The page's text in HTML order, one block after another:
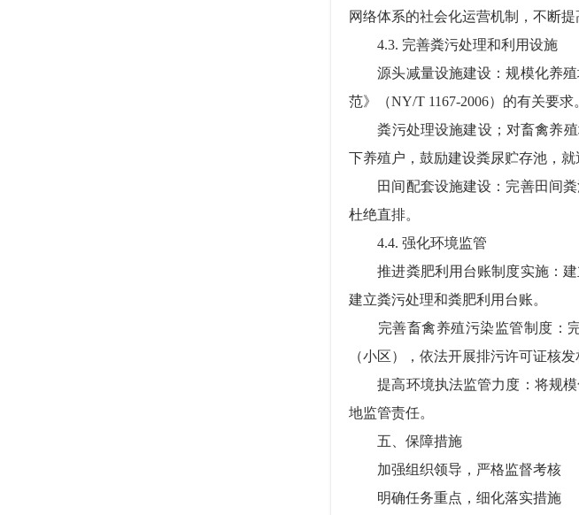
网络体系的社会化运营机制，不断
4.3. 完善粪污处理和利用设施
源头减量设施建设：规模化养殖
范》（NY/T 1167-2006）的有关要
粪污处理设施建设；对畜禽养殖
下养殖户，鼓励建设粪尿贮存池，就
田间配套设施建设：完善田间粪
杜绝直排。
4.4. 强化环境监管
推进粪肥利用台账制度实施：建
建立粪污处理和粪肥利用台账。
完善畜禽养殖污染监管制度：完
（小区），依法开展排污许可证核发
提高环境执法监管力度：将规模
地监管责任。
五、保障措施
加强组织领导，严格监督考核
明确任务重点，细化落实措施